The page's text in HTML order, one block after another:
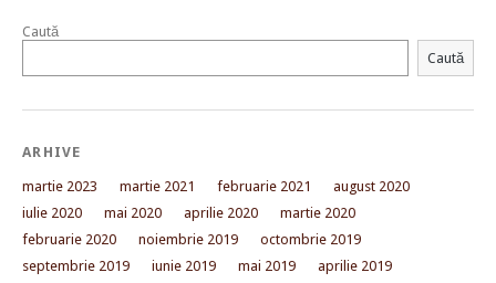
Caută
Caută
ARHIVE
martie 2023 martie 2021 februarie 2021
august 2020
iulie 2020
mai 2020 aprilie 2020
martie 2020
februarie 2020
noiembrie 2019
octombrie 2019
septembrie 2019
iunie 2019 mai 2019
aprilie 2019